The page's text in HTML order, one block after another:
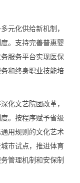
元化供给新机制，
。支持完善普惠婴
服务平台实现医保
和终身职业技能培
化文艺院团改革，
。按程序赋予省级
用规则的文化艺术
市试点，推进体育
管理机制和安保制